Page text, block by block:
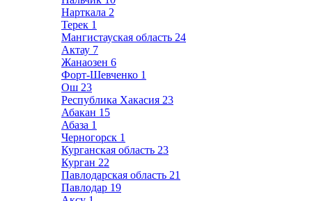
Нарткала 2
Терек 1
Мангистауская область 24
Актау 7
Жанаозен 6
Форт-Шевченко 1
Ош 23
Республика Хакасия 23
Абакан 15
Абаза 1
Черногорск 1
Курганская область 23
Курган 22
Павлодарская область 21
Павлодар 19